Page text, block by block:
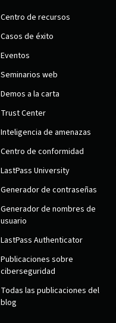
Centro de recursos
Casos de éxito
Eventos
Seminarios web
Demos a la carta
Trust Center
Inteligencia de amenazas
Centro de conformidad
LastPass University
Generador de contraseñas
Generador de nombres de
usuario
LastPass Authenticator
Publicaciones sobre
ciberseguridad
Todas las publicaciones del
blog